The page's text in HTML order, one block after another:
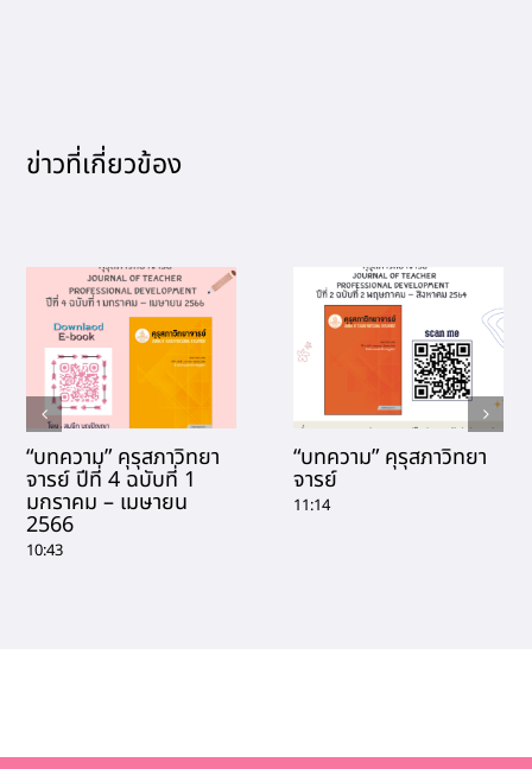
ข่าวที่เกี่ยวข้อง
“บทความ” คุรุสภาวิทยา
จารย์ ปีที่ 4 ฉบับที่ 1
มกราคม – เมษายน
2566
10:43
“บทความ” คุรุสภาวิทยา
จารย์
11:14